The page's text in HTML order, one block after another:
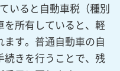
いると自動車税（種別
を所有していると、軽
す。普通自動車の自
きを行うことで、残